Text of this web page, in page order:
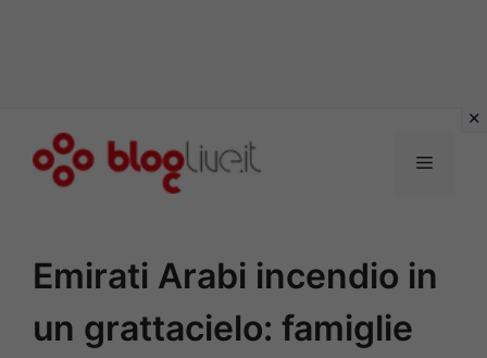
Menu
Emirati Arabi incendio in
un grattacielo: famiglie